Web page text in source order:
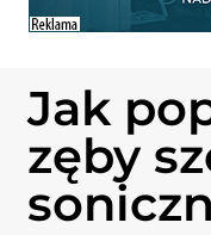
Jak
zęby